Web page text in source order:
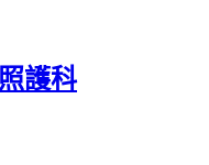
護科